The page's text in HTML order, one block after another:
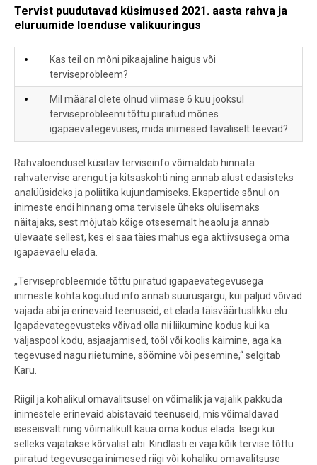
Tervist puudutavad küsimused 2021. aasta rahva ja
eluruumide loenduse valikuuringus
Kas teil on mõni pikaajaline haigus või
terviseprobleem?
Mil määral olete olnud viimase 6 kuu jooksul
terviseprobleemi tõttu piiratud mõnes
igapäevategevuses, mida inimesed tavaliselt teevad?
Rahvaloendusel küsitav terviseinfo võimaldab hinnata
rahvatervise arengut ja kitsaskohti ning annab alust edasisteks
analüüsideks ja poliitika kujundamiseks. Ekspertide sõnul on
inimeste endi hinnang oma tervisele üheks olulisemaks
näitajaks, sest mõjutab kõige otsesemalt heaolu ja annab
ülevaate sellest, kes ei saa täies mahus ega aktiivsusega oma
igapäevaelu elada.
„Terviseprobleemide tõttu piiratud igapäevategevusega
inimeste kohta kogutud info annab suurusjärgu, kui paljud võivad
vajada abi ja erinevaid teenuseid, et elada täisväärtuslikku elu.
Igapäevategevusteks võivad olla nii liikumine kodus kui ka
väljaspool kodu, asjaajamised, tööl või koolis käimine, aga ka
tegevused nagu riietumine, söömine või pesemine,“ selgitab
Karu.
Riigil ja kohalikul omavalitsusel on võimalik ja vajalik pakkuda
inimestele erinevaid abistavaid teenuseid, mis võimaldavad
iseseisvalt ning võimalikult kaua oma kodus elada. Isegi kui
selleks vajatakse kõrvalist abi. Kindlasti ei vaja kõik tervise tõttu
piiratud tegevusega inimesed riigi või kohaliku omavalitsuse